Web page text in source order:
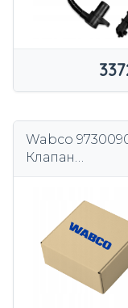
Wabco
Клапан